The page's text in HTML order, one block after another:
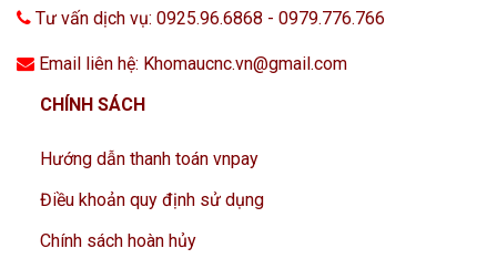
Tư vấn dịch vụ: 0925.96.6868 - 0979.776.766
Email liên hệ: Khomaucnc.vn@gmail.com
CHÍNH SÁCH
Hướng dẫn thanh toán vnpay
Điều khoản quy định sử dụng
Chính sách hoàn hủy